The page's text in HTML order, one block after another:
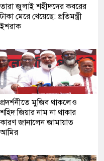
তারা জুলাই শহীদদের কবরের
টাকা মেরে খেয়েছে: প্রতিমন্ত্রী
ইশরাক
প্রদর্শনীতে মুজিব থাকলেও
শহিদ জিয়ার নাম না থাকার
কারণ জানালেন জামায়াত
আমির